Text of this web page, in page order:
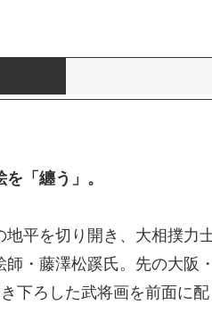
「纏う」。
平を切り開き、大相撲力
・藤澤松蹊氏。先の大阪
下ろした武将画を前面に配